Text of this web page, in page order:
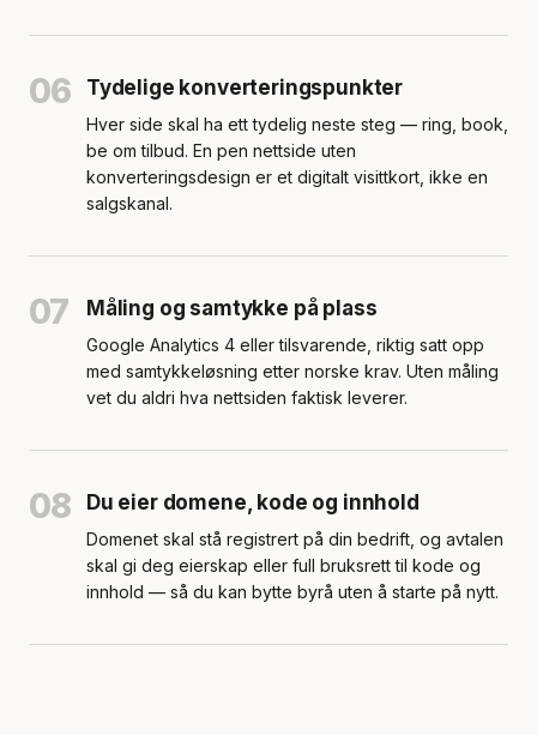
06 Tydelige konverteringspunkter
Hver side skal ha ett tydelig neste steg — ring, book,
be om tilbud. En pen nettside uten
konverteringsdesign er et digitalt visittkort, ikke en
salgskanal.
07 Måling og samtykke på plass
Google Analytics 4 eller tilsvarende, riktig satt opp
med samtykkeløsning etter norske krav. Uten måling
vet du aldri hva nettsiden faktisk leverer.
08 Du eier domene, kode og innhold
Domenet skal stå registrert på din bedrift, og avtalen
skal gi deg eierskap eller full bruksrett til kode og
innhold — så du kan bytte byrå uten å starte på nytt.